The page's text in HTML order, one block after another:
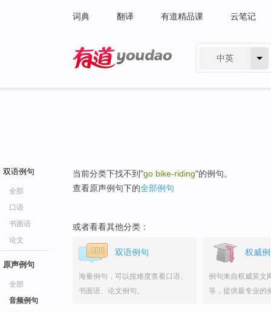
词典 翻译 有道精品课 云笔记
中英
双语例句
全部
口语
书面语
论文
原声例句
全部
音频例句
当前分类下找不到"go bike-riding"的例句。
查看原声例句下的全部例句
或者看看其他分类：
双语例句
海量例句，可以按难度查看口语、
书面语、论文例句。
权威
例句来自权威英文
等，提供最专业的